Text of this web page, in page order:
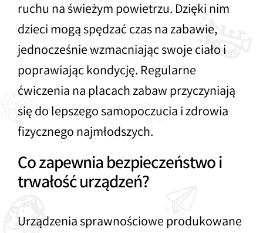
ruchu na świeżym powietrzu. Dzięki nim
dzieci mogą spędzać czas na zabawie,
jednocześnie wzmacniając swoje ciało i
poprawiając kondycję. Regularne
ćwiczenia na placach zabaw przyczyniają
się do lepszego samopoczucia i zdrowia
fizycznego najmłodszych.
Co zapewnia bezpieczeństwo i
trwałość urządzeń?
Urządzenia sprawnościowe produkowane